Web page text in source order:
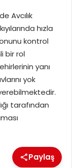
Avcılık
hızla
kontrol
bir rol
yanı
yok
tarafından
Paylaş